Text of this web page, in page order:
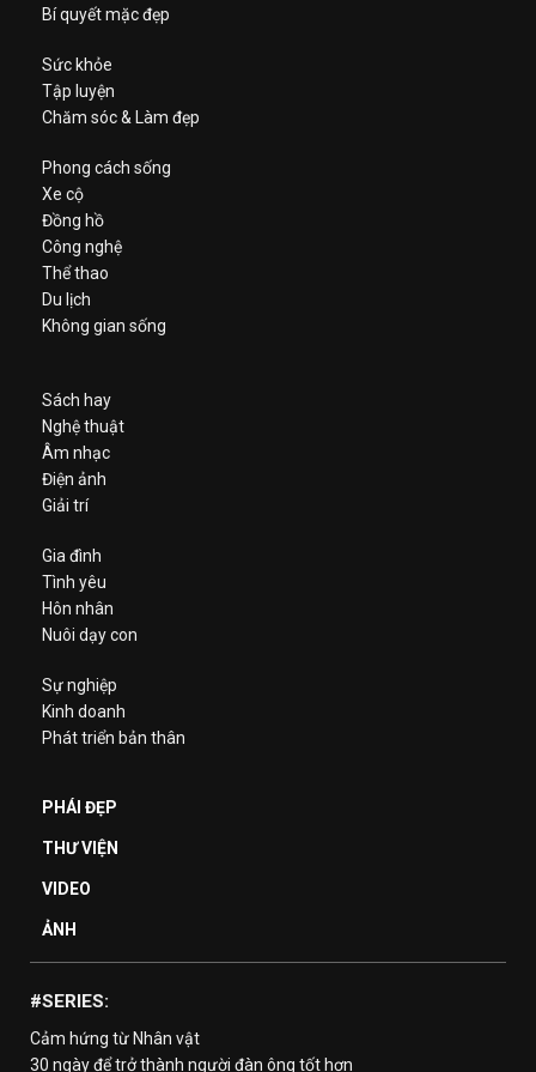
Bí quyết mặc đẹp
Sức khỏe
Tập luyện
Chăm sóc & Làm đẹp
Phong cách sống
Xe cộ
Đồng hồ
Công nghệ
Thể thao
Du lịch
Không gian sống
Sách hay
Nghệ thuật
Âm nhạc
Điện ảnh
Giải trí
Gia đình
Tình yêu
Hôn nhân
Nuôi dạy con
Sự nghiệp
Kinh doanh
Phát triển bản thân
PHÁI ĐẸP
THƯ VIỆN
VIDEO
ẢNH
#SERIES:
Cảm hứng từ Nhân vật
30 ngày để trở thành người đàn ông tốt hơn